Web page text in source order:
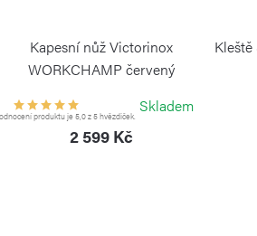
Kapesní nůž Victorinox
WORKCHAMP červený
produktu je 5,0 z 5 hvězdiček.
Skladem
2 599 Kč